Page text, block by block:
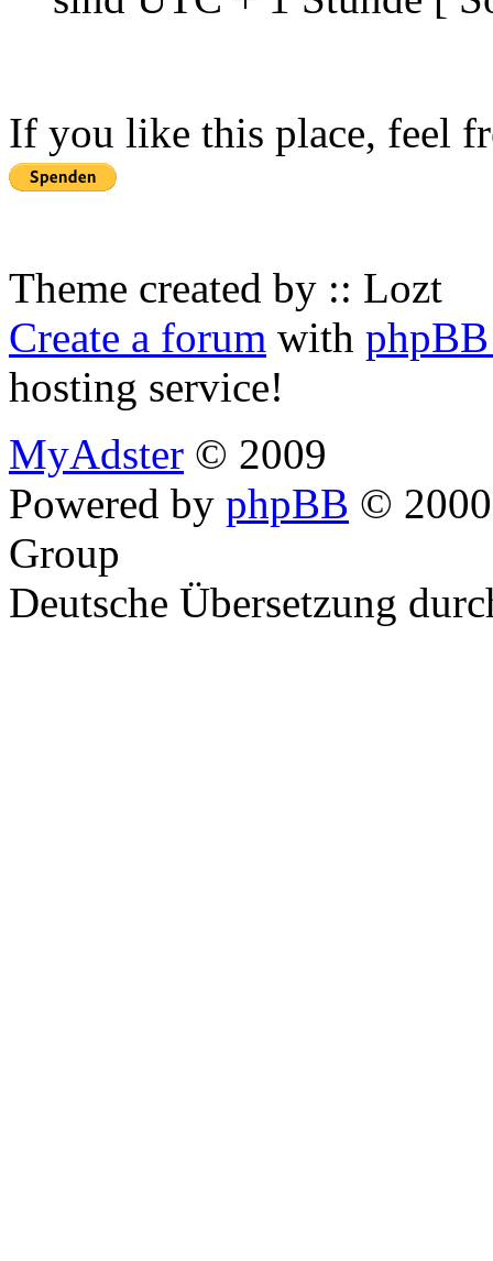
If you like this place, feel
Theme created by :: Lozt
Create a forum with
hosting service!
MyAdster © 2009
Powered by phpBB ©
Group
Deutsche Übersetzung